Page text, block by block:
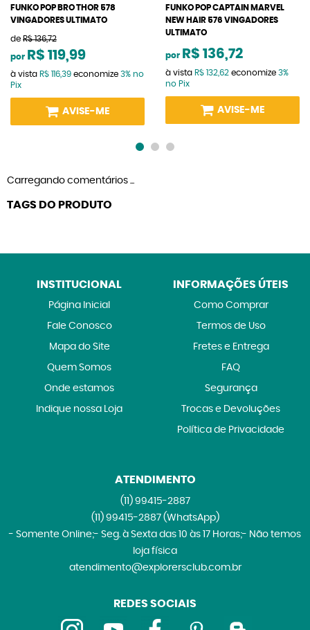
FUNKO POP BRO THOR 578
VINGADORES ULTIMATO
de R$ 136,72
por R$ 119,99
à vista R$ 116,39 economize 3% no
Pix
AVISE-ME
FUNKO POP CAPTAIN MARVEL
NEW HAIR 576 VINGADORES
ULTIMATO
por R$ 136,72
à vista R$ 132,62 economize 3%
no Pix
AVISE-ME
Carregando comentários ...
TAGS DO PRODUTO
INSTITUCIONAL
Página Inicial
Fale Conosco
Mapa do Site
Quem Somos
Onde estamos
Indique nossa Loja
INFORMAÇÕES ÚTEIS
Como Comprar
Termos de Uso
Fretes e Entrega
FAQ
Segurança
Trocas e Devoluções
Política de Privacidade
ATENDIMENTO
(11)99415-2887
(11)99415-2887 (WhatsApp)
- Somente Online;- Seg. à Sexta das 10 às 17 Horas;- Não temos
loja física
atendimento@explorersclub.com.br
REDES SOCIAIS